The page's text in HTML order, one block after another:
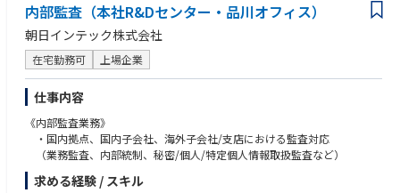
■やりがい
◎グローバルに製造業を展開しており、幅広い国・法分野に関する業務に
挑戦できる。
◎若いメンバーが多い部署であり、担当者一人ひとりが案件をオーナーシ
ップもって対応できる。
また、チームワーク・リーダーシップを実践できる。
◎現在、取り組み中の企業集団としてのコンプライアンス体制整備に主体
的に関わり、体制を作り上げることができる。
■早わかりトヨタ紡織
https://www.toyota-boshoku.com/jp/hayawakari/
内部監査（本社R&Dセンター・品川オフィス）
朝日インテック株式会社
在宅勤務可 上場企業
仕事内容
《内部監査業務》
・国内拠点、国内子会社、海外子会社/支店における監査対応
（業務監査、内部統制、秘密/個人/特定個人情報取扱監査など）
求める経験 / スキル